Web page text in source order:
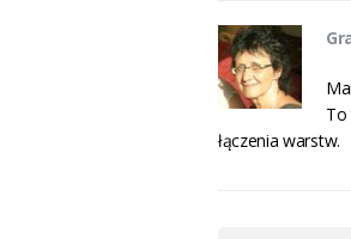
To
łączenia warstw.